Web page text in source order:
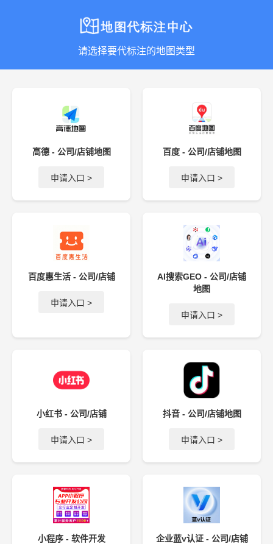
请选择要代标注的地图类型
高德 - 公司/店铺地图
申请入口 >
百度 - 公司/店铺地图
申请入口 >
百度惠生活 - 公司/店铺
申请入口 >
AI搜索GEO - 公司/店铺
地图
申请入口 >
小红书 - 公司/店铺
申请入口 >
抖音 - 公司/店铺地图
申请入口 >
小程序 - 软件开发 企业蓝v认证 - 公司/店铺